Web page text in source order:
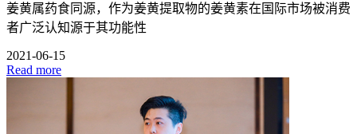
姜黄属药食同源，作为姜黄提取物的姜黄素在国际市场被消费
者广泛认知源于其功能性
2021-06-15
Read more